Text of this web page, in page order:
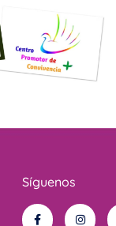
Síguenos